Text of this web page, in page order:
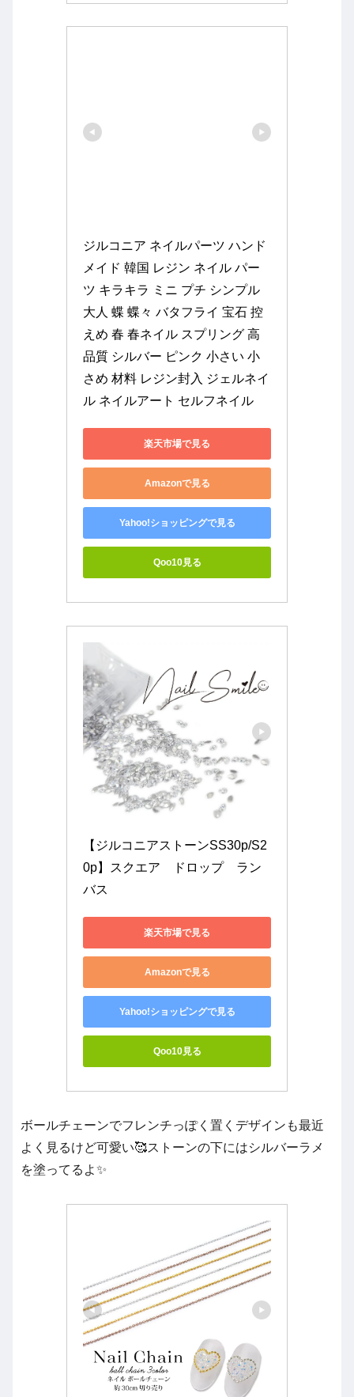
ジルコニア ネイルパーツ ハンド
メイド 韓国 レジン ネイル パー
ツ キラキラ ミニ プチ シンプル
大人 蝶 蝶々 バタフライ 宝石 控
えめ 春 春ネイル スプリング 高
品質 シルバー ピンク 小さい 小
さめ 材料 レジン封入 ジェルネイ
ル ネイルアート セルフネイル
楽天市場で見る
Amazonで見る
Yahoo!ショッピングで見る
Qoo10見る
【ジルコニアストーンSS30p/S2
0p】スクエア　ドロップ　ラン
バス
楽天市場で見る
Amazonで見る
Yahoo!ショッピングで見る
Qoo10見る
ボールチェーンでフレンチっぽく置くデザインも最近
よく見るけど可愛い🥰ストーンの下にはシルバーラメ
を塗ってるよ✨